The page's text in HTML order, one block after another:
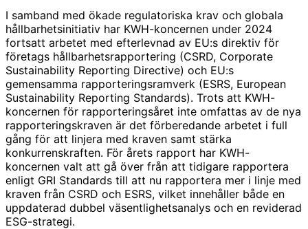
I samband med ökade regulatoriska krav och globala
hållbarhetsinitiativ har KWH-koncernen under 2024
fortsatt arbetet med efterlevnad av EU:s direktiv för
företags hållbarhetsrapportering (CSRD, Corporate
Sustainability Reporting Directive) och EU:s
gemensamma rapporteringsramverk (ESRS, European
Sustainability Reporting Standards). Trots att KWH-
koncernen för rapporteringsåret inte omfattas av de nya
rapporteringskraven är det förberedande arbetet i full
gång för att linjera med kraven samt stärka
konkurrenskraften. För årets rapport har KWH-
koncernen valt att gå över från att tidigare rapportera
enligt GRI Standards till att nu rapportera mer i linje med
kraven från CSRD och ESRS, vilket innehåller både en
uppdaterad dubbel väsentlighetsanalys och en reviderad
ESG-strategi.